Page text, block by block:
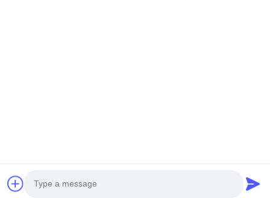
©2018- LED Vision Technology Limited. Tüm Hakları Saklıdır